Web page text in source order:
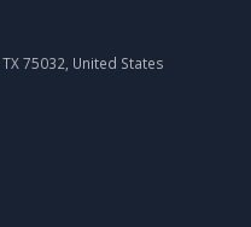
75032, United States